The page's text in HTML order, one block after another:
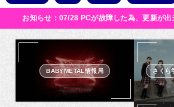
お知らせ：07/28 PCが故障した為、更新が出
BABYMETAL情報局 さくら